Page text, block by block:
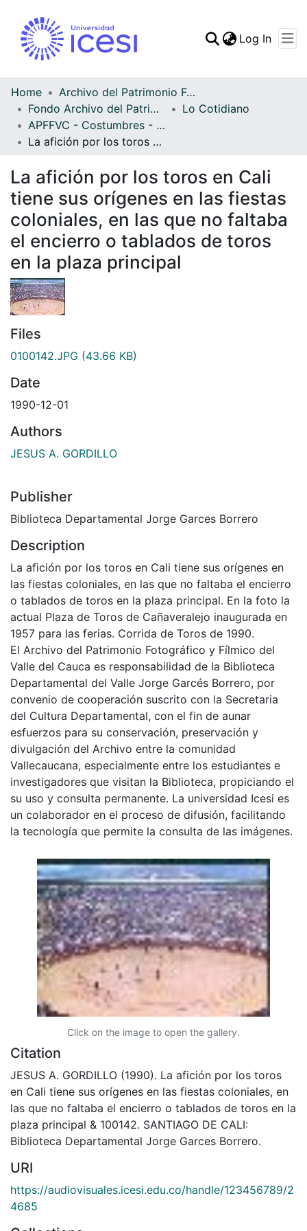
Statistics
Log In
Home
Archivo del Patrimonio Fotográfico y Fílmico del Valle del Cauca
Fondo Archivo del Patrimonio Fotográfico y Fílmico del Valle del Cauca
Lo Cotidiano
APFFVC - Costumbres - Patrimonial
La afición por los toros en Cali tiene sus orígenes en las fiestas coloniales, en las que no faltaba el encierro o tablados de toros en la plaza principal
La afición por los toros en Cali
tiene sus orígenes en las fiestas
coloniales, en las que no faltaba
el encierro o tablados de toros
en la plaza principal
Files
0100142.JPG (43.66 KB)
Date
1990-12-01
Authors
JESUS A. GORDILLO
Publisher
Biblioteca Departamental Jorge Garces Borrero
Description
La afición por los toros en Cali tiene sus orígenes en
las fiestas coloniales, en las que no faltaba el encierro
o tablados de toros en la plaza principal. En la foto la
actual Plaza de Toros de Cañaveralejo inaugurada en
1957 para las ferias. Corrida de Toros de 1990.
El Archivo del Patrimonio Fotográfico y Fílmico del
Valle del Cauca es responsabilidad de la Biblioteca
Departamental del Valle Jorge Garcés Borrero, por
convenio de cooperación suscrito con la Secretaria
del Cultura Departamental, con el fin de aunar
esfuerzos para su conservación, preservación y
divulgación del Archivo entre la comunidad
Vallecaucana, especialmente entre los estudiantes e
investigadores que visitan la Biblioteca, propiciando el
su uso y consulta permanente. La universidad Icesi es
un colaborador en el proceso de difusión, facilitando
la tecnología que permite la consulta de las imágenes.
Click on the image to open the gallery.
Citation
JESUS A. GORDILLO (1990). La afición por los toros
en Cali tiene sus orígenes en las fiestas coloniales, en
las que no faltaba el encierro o tablados de toros en la
plaza principal & 100142. SANTIAGO DE CALI:
Biblioteca Departamental Jorge Garces Borrero.
URI
https://audiovisuales.icesi.edu.co/handle/123456789/2
4685